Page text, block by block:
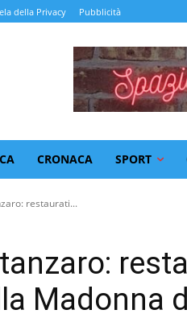
della Privacy Pubblicità
CRONACA SPORT
restaurati...
Madonna